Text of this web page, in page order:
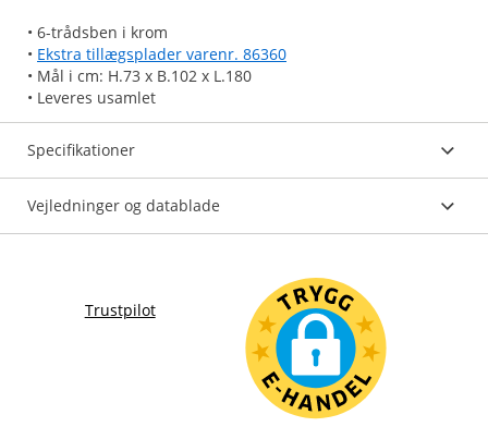
• 6-trådsben i krom
• Ekstra tillægsplader varenr. 86360
• Mål i cm: H.73 x B.102 x L.180
• Leveres usamlet
Specifikationer
Vejledninger og datablade
Trustpilot